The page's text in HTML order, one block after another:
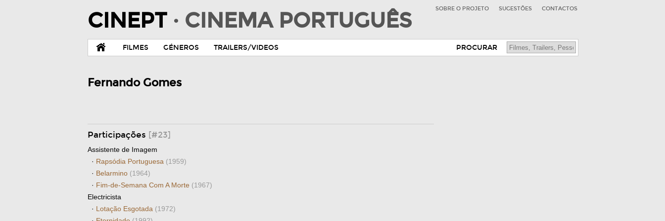
CINEPT · CINEMA PORTUGUÊS SOBRE O PROJETO SUGESTÕES CONTACTOS
FILMES GÉNEROS TRAILERS/VIDEOS PROCURAR
Fernando Gomes
Participações [#23]
Assistente de Imagem
· Rapsódia Portuguesa (1959)
· Belarmino (1964)
· Fim-de-Semana Com A Morte (1967)
Electricista
· Lotação Esgotada (1972)